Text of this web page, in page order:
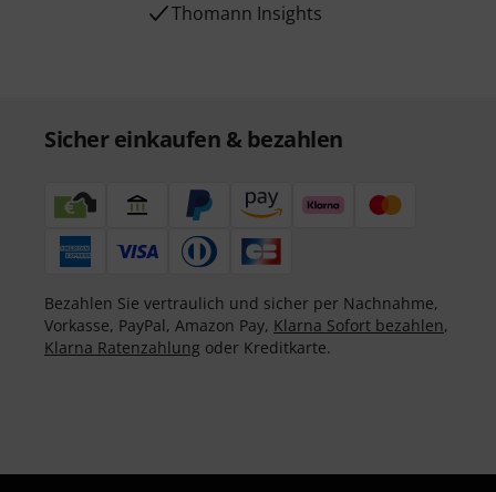
Thomann Insights
Sicher einkaufen & bezahlen
Bezahlen Sie vertraulich und sicher per Nachnahme,
Vorkasse, PayPal, Amazon Pay, Klarna Sofort bezahlen,
Klarna Ratenzahlung oder Kreditkarte.